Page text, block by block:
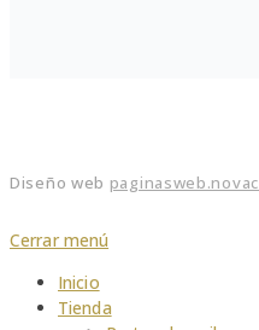
Diseño web
Cerrar menú
Inicio
Tienda